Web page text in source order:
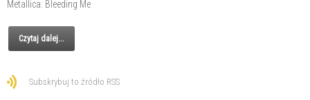
Metallica: Bleeding Me
Czytaj dalej...
Subskrybuj to źródło RSS